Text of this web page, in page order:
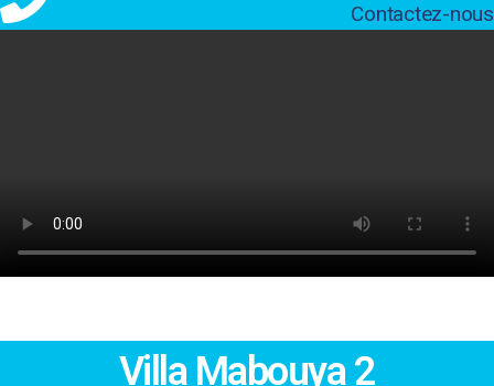
Contactez-nous
Villa Mabouya 2